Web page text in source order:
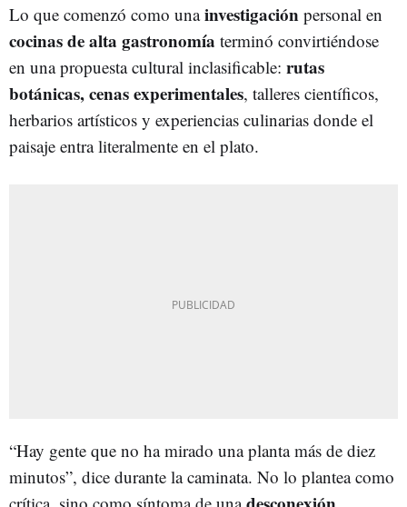
Lo que comenzó como unainvestigación personal en
cocinas de alta gastronomía terminó convirtiéndose
en una propuesta cultural inclasificable: rutas
botánicas, cenas experimentales, talleres científicos,
herbarios artísticos y experiencias culinarias donde el
paisaje entra literalmente en el plato.
“Hay gente que no ha mirado una planta más de diez
minutos”, dice durante la caminata. No lo plantea como